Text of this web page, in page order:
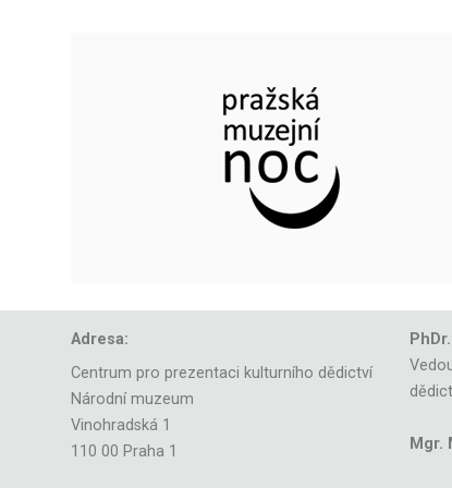
Adresa:
Centrum pro prezentaci kulturního dědictví
Národní muzeum
Vinohradská 1
110 00 Praha 1
Mgr.